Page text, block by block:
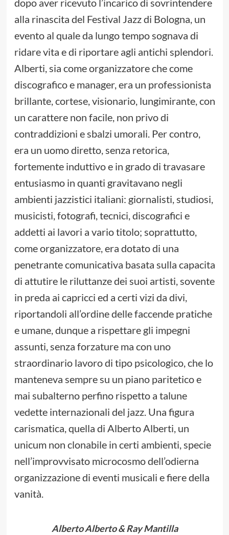
dopo aver ricevuto l’incarico di sovrintendere
alla rinascita del Festival Jazz di Bologna, un
evento al quale da lungo tempo sognava di
ridare vita e di riportare agli antichi splendori.
Alberti, sia come organizzatore che come
discografico e manager, era un professionista
brillante, cortese, visionario, lungimirante, con
un carattere non facile, non privo di
contraddizioni e sbalzi umorali. Per contro,
era un uomo diretto, senza retorica,
fortemente induttivo e in grado di travasare
entusiasmo in quanti gravitavano negli
ambienti jazzistici italiani: giornalisti, studiosi,
musicisti, fotografi, tecnici, discografici e
addetti ai lavori a vario titolo; soprattutto,
come organizzatore, era dotato di una
penetrante comunicativa basata sulla capacita
di attutire le riluttanze dei suoi artisti, sovente
in preda ai capricci ed a certi vizi da divi,
riportandoli all’ordine delle faccende pratiche
e umane, dunque a rispettare gli impegni
assunti, senza forzature ma con uno
straordinario lavoro di tipo psicologico, che lo
manteneva sempre su un piano paritetico e
mai subalterno perfino rispetto a talune
vedette internazionali del jazz. Una figura
carismatica, quella di Alberto Alberti, un
unicum non clonabile in certi ambienti, specie
nell’improvvisato microcosmo dell’odierna
organizzazione di eventi musicali e fiere della
vanità.
Alberto Alberto & Ray Mantilla